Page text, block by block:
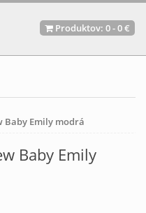
Produktov: 0-0 €
Baby Emily modrá
Baby Emily